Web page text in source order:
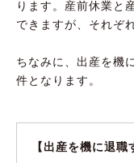
ります。産前休業と
できますが、それぞ
ちなみに、出産を機
件となります。
【出産を機に退職